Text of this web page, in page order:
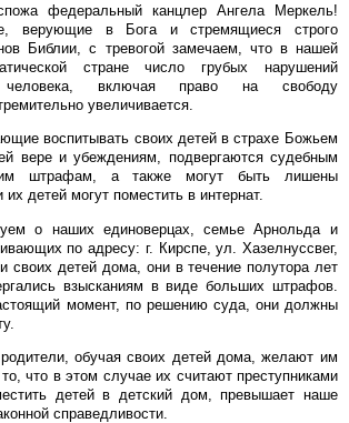
федеральный канцлер Ангела Меркель!
верующие в Бога и стремящиеся строго
Библии, с тревогой замечаем, что в нашей
стране число грубых нарушений
включая право на свободу
увеличивается.
воспитывать своих детей в страхе Божьем
и убеждениям, подвергаются судебным
штрафам, а также могут быть лишены
их детей могут поместить в интернат.
о наших единоверцах, семье Арнольда и
по адресу: г. Кирспе, ул. Хазелнуссвег,
взысканиям в виде больших штрафов.
момент, по решению суда, они должны
обучая своих детей дома, желают им
что в этом случае их считают преступниками
детей в детский дом, превышает наше
справедливости.